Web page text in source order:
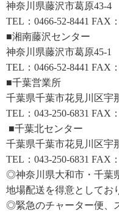
神奈川県藤沢市葛原43-4
TEL：0466-52-8441 FAX
■湘南藤沢センター
神奈川県藤沢市葛原45-1
TEL：0466-52-8441 FAX
■千葉営業所
千葉県千葉市花見川区宇
TEL：043-250-6831 FAX
■千葉北センター
千葉県千葉市花見川区宇
TEL：043-250-6831 FAX
◎神奈川県大和市・千葉
地場配送を得意としてお
◎緊急のチャーター便、